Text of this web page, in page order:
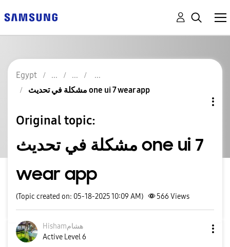
Egypt
مشكلة في تحديث one ui 7 wear app
Original topic:
مشكلة في تحديث one ui 7
wear app
(Topic created on: 05-18-2025 10:09 AM) 566 Views
Hishamهشام
Active Level 6